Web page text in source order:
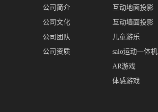
公司简介
公司文化
公司团队
公司资质
互动地面投影
互动墙面投影
儿童游乐
saio运动一体机
AR游戏
体感游戏